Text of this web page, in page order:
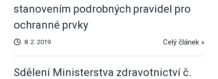
stanovením podrobných pravidel pro
ochranné prvky
8. 2. 2019 Celý článek »
Sdělení Ministerstva zdravotnictví č.